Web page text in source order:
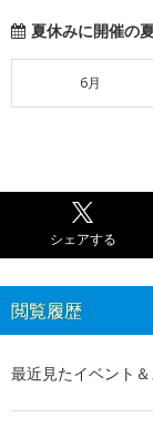
夏休みに開催の
6月
シェアする
閲覧履歴
最近見たイベント